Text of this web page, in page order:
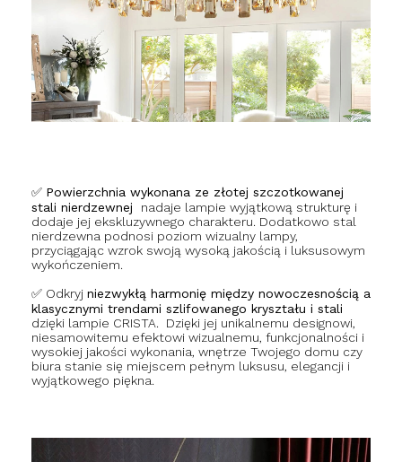
✅ Powierzchnia wykonana ze złotej szczotkowanej
stali nierdzewnej
nadaje lampie wyjątkową strukturę i
dodaje jej ekskluzywnego charakteru. Dodatkowo stal
nierdzewna podnosi poziom wizualny lampy,
przyciągając wzrok swoją wysoką jakością i luksusowym
wykończeniem.
✅ Odkryj niezwykłą harmonię między nowoczesnością a
klasycznymi trendami szlifowanego kryształu i stali
dzięki lampie CRISTA. Dzięki jej unikalnemu designowi,
niesamowitemu efektowi wizualnemu, funkcjonalności i
wysokiej jakości wykonania, wnętrze Twojego domu czy
biura stanie się miejscem pełnym luksusu, elegancji i
wyjątkowego piękna.